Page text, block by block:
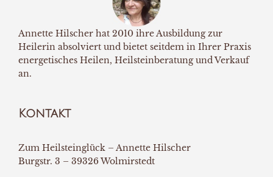
Annette Hilscher hat 2010 ihre Ausbildung zur
Heilerin absolviert und bietet seitdem in Ihrer Praxis
energetisches Heilen, Heilsteinberatung und Verkauf
an.
Kontakt
Zum Heilsteinglück – Annette Hilscher
Burgstr. 3 – 39326 Wolmirstedt